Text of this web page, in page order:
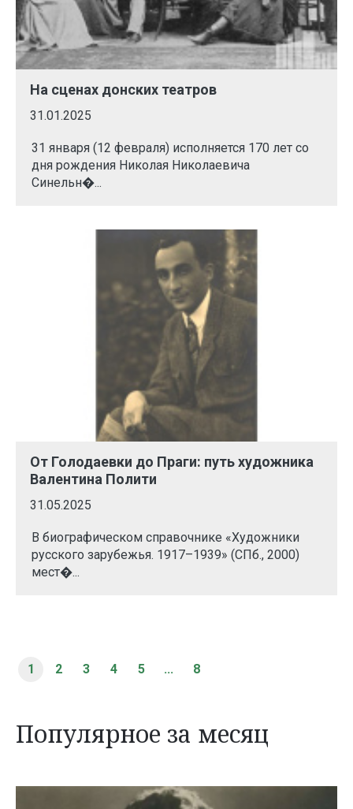
На сценах донских театров
31.01.2025
31 января (12 февраля) исполняется 170 лет со
дня рождения Николая Николаевича
Синельн�...
От Голодаевки до Праги: путь художника
Валентина Полити
31.05.2025
В биографическом справочнике «Художники
русского зарубежья. 1917–1939» (СПб., 2000)
мест�...
1 2 3 4 5 ... 8
Популярное за месяц